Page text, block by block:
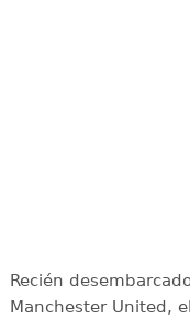
Recién
Manchester United,